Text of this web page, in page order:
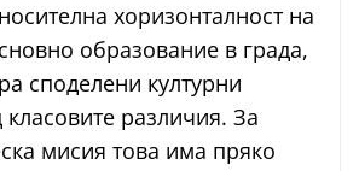
хоризонталност на
образование в града,
споделени културни
различия. За
мисия това има пряко